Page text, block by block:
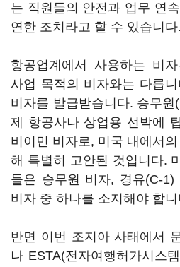
는 직원들의 안전과 업무 연
연한 조치라고 할 수 있습니다.
항공업계에서 사용하는 비
사업 목적의 비자와는 다릅
비자를 발급받습니다. 승무
제 항공사나 상업용 선박에
비이민 비자로, 미국 내에서
해 특별히 고안된 것입니다.
들은 승무원 비자, 경유(C-
비자 중 하나를 소지해야 합니
반면 이번 조지아 사태에서
나 ESTA(전자여행허가시스